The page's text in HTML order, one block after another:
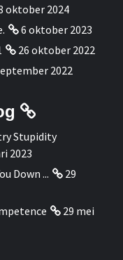
oktober 2024
6 oktober 2023
26 oktober 2022
2022
Stupidity
2023
Down ...
29
29 mei